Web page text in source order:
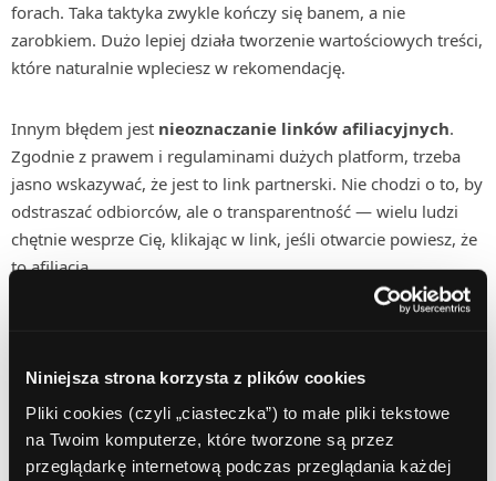
Niniejsza strona korzysta z plików cookies
Pliki cookies (czyli „ciasteczka”) to małe pliki tekstowe
na Twoim komputerze, które tworzone są przez
przeglądarkę internetową podczas przeglądania każdej
forach. Taka taktyka zwykle kończy się banem, a nie
zarobkiem. Dużo lepiej działa tworzenie wartościowych treści,
które naturalnie wpleciesz w rekomendację.
Innym błędem jest nieoznaczanie linków afiliacyjnych.
Zgodnie z prawem i regulaminami dużych platform, trzeba
jasno wskazywać, że jest to link partnerski. Nie chodzi o to, by
odstraszać odbiorców, ale o transparentność — wielu ludzi
chętnie wesprze Cię, klikając w link, jeśli otwarcie powiesz, że
to afiliacja.
problemy z wypłatami lub wsparciem technicznym. Właśnie
dlatego warto postawić na sprawdzone rozwiązania jak
ComperiaLead. To gwarancja stabilności i wiarygodności.